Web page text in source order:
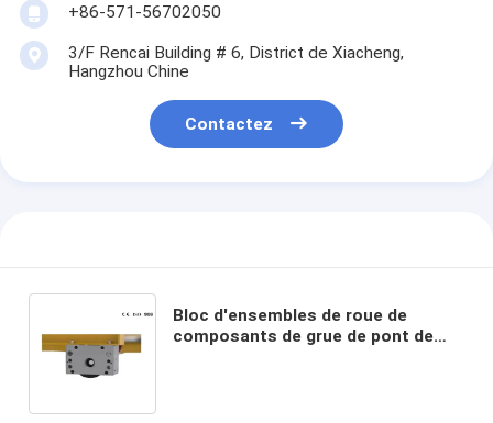
+86-571-56702050
3/F Rencai Building # 6, District de Xiacheng,
Hangzhou Chine
Contactez
Bloc d'ensembles de roue de
composants de grue de pont de